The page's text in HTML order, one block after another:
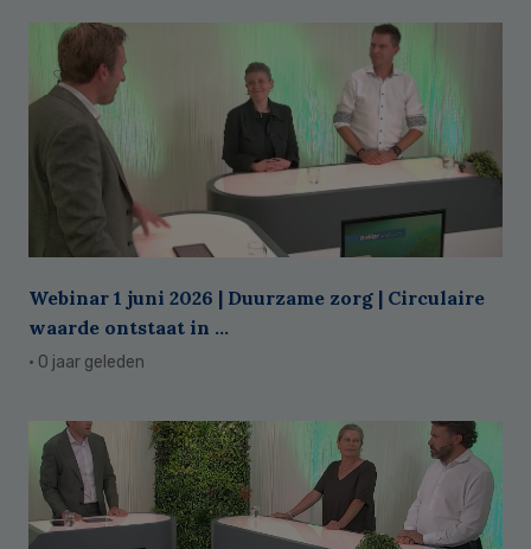
Webinar 1 juni 2026 | Duurzame zorg | Circulaire
waarde ontstaat in ...
· 0 jaar geleden